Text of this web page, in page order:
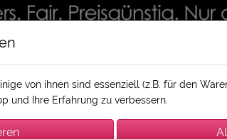
von ihnen sind essenziell (z.B. für den
und Ihre Erfahrung zu verbessern.